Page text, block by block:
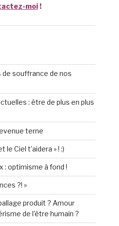
moi!
souffrance de nos
: être de plus en plus
terne
Ciel t’aidera » ! :)
: optimisme à fond !
?! »
produit ? Amour
de l’être humain ?